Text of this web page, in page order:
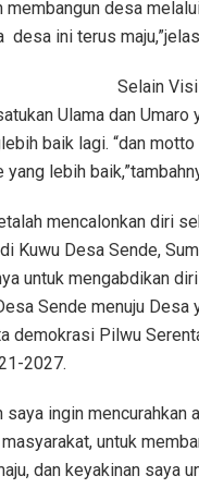
membangun desa
desa ini terus
Selain
Ulama dan
baik lagi. “dan
lebih
mencalonkan diri
Kuwu Desa Sende,
untuk mengabdikan
Sende menuju Desa
demokrasi Pilwu
2027.
saya ingin
untuk
dan keyakinan saya